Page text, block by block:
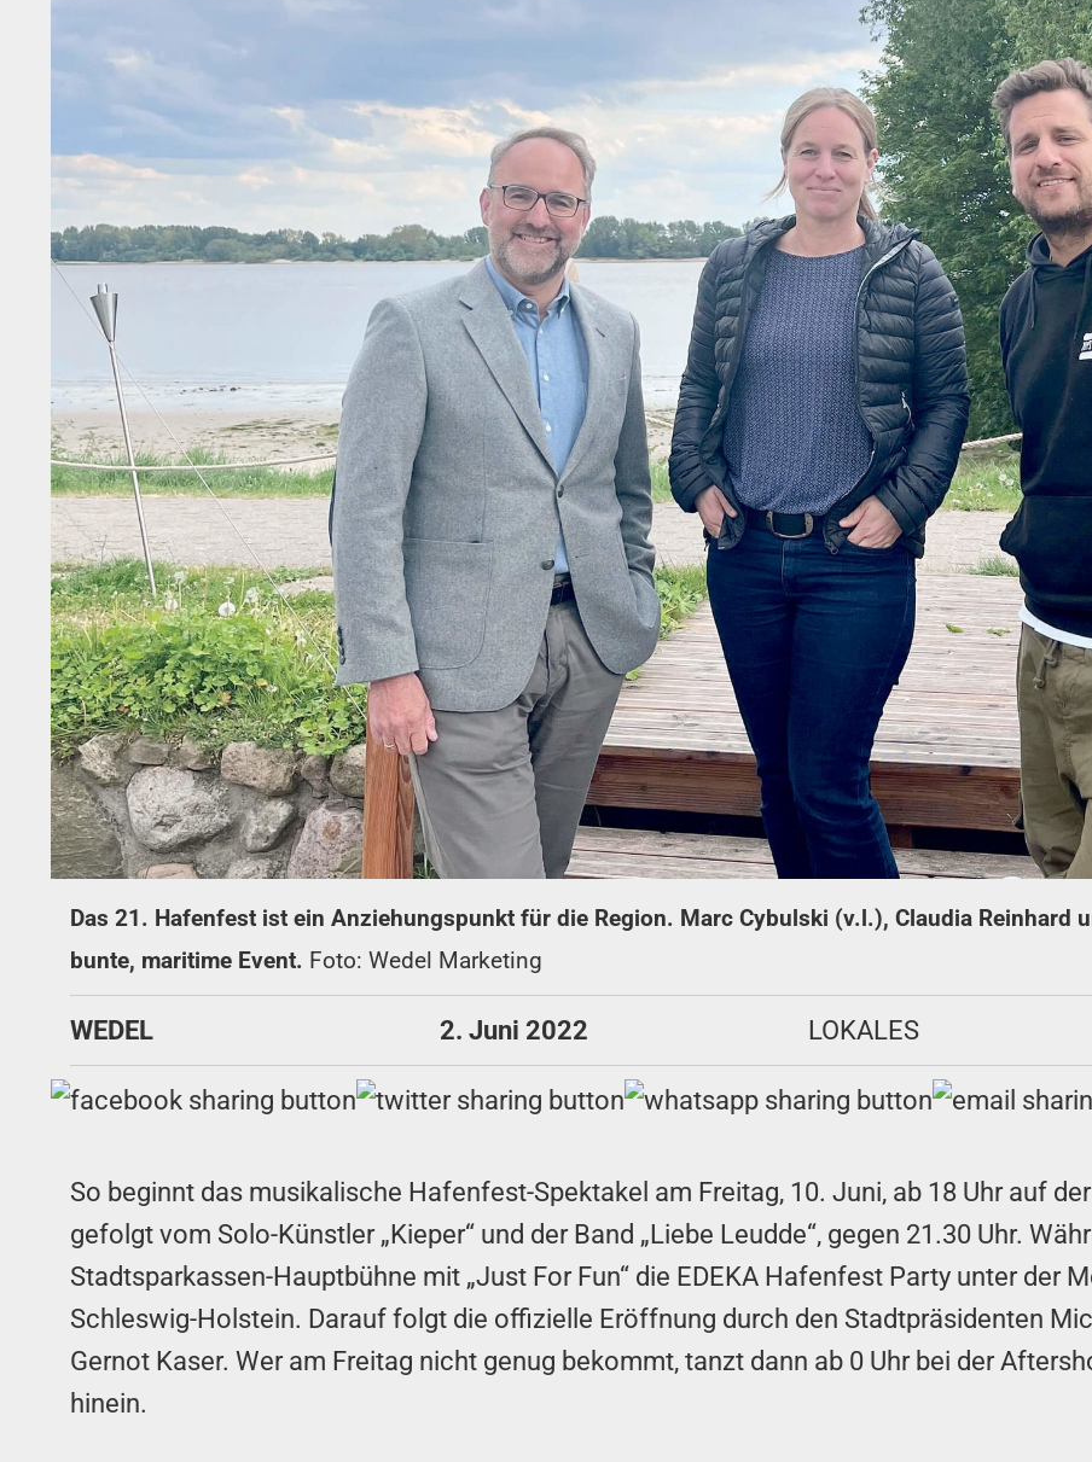
Das 21. Hafenfest ist ein Anziehungspunkt für die Region. Marc Cybulski (v.l.), Claudia Reinhard
bunte, maritime Event. Foto: Wedel Marketing
WEDEL 2. Juni 2022 LOKALES
So beginnt das musikalische Hafenfest-Spektakel am Freitag, 10. Juni, ab 18 Uhr auf
gefolgt vom Solo-Künstler „Kieper“ und der Band „Liebe Leudde“, gegen 21.30 Uhr.
Stadtsparkassen-Hauptbühne mit „Just For Fun“ die EDEKA Hafenfest Party unter der
Schleswig-Holstein. Darauf folgt die offizielle Eröffnung durch den Stadtpräsidenten
Gernot Kaser. Wer am Freitag nicht genug bekommt, tanzt dann ab 0 Uhr bei der
hinein.